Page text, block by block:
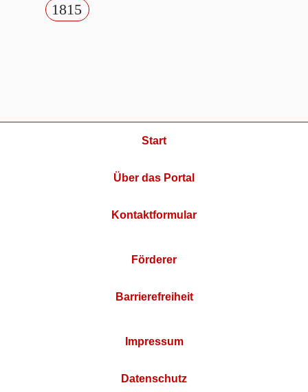
1815
Start
Über das Portal
Kontaktformular
Förderer
Barrierefreiheit
Impressum
Datenschutz